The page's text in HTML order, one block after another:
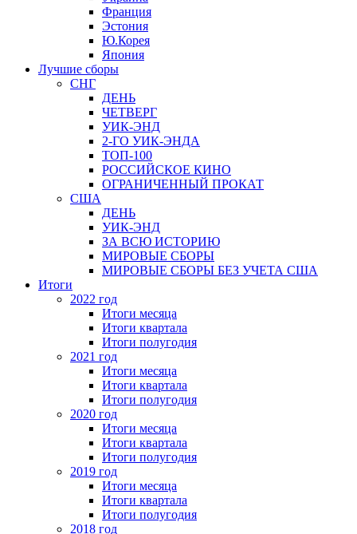
Франция
Эстония
Ю.Корея
Япония
Лучшие сборы
СНГ
ДЕНЬ
ЧЕТВЕРГ
УИК-ЭНД
2-ГО УИК-ЭНДА
ТОП-100
РОССИЙСКОЕ КИНО
ОГРАНИЧЕННЫЙ ПРОКАТ
США
ДЕНЬ
УИК-ЭНД
ЗА ВСЮ ИСТОРИЮ
МИРОВЫЕ СБОРЫ
МИРОВЫЕ СБОРЫ БЕЗ УЧЕТА США
Итоги
2022 год
Итоги месяца
Итоги квартала
Итоги полугодия
2021 год
Итоги месяца
Итоги квартала
Итоги полугодия
2020 год
Итоги месяца
Итоги квартала
Итоги полугодия
2019 год
Итоги месяца
Итоги квартала
Итоги полугодия
2018 год